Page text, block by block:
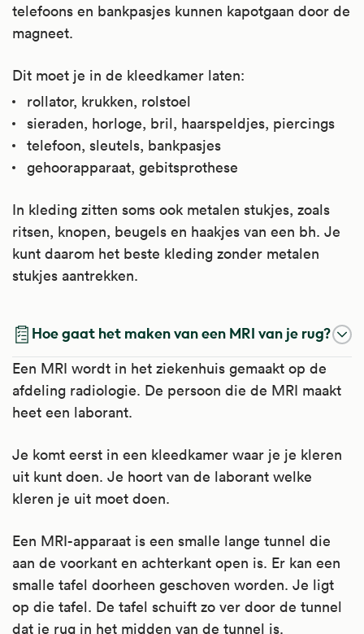
telefoons en bankpasjes kunnen kapotgaan door de
magneet.
Dit moet je in de kleedkamer laten:
rollator, krukken, rolstoel
sieraden, horloge, bril, haarspeldjes, piercings
telefoon, sleutels, bankpasjes
gehoorapparaat, gebitsprothese
In kleding zitten soms ook metalen stukjes, zoals
ritsen, knopen, beugels en haakjes van een bh. Je
kunt daarom het beste kleding zonder metalen
stukjes aantrekken.
Hoe gaat het maken van een MRI van je rug?
Een MRI wordt in het ziekenhuis gemaakt op de
afdeling radiologie. De persoon die de MRI maakt
heet een laborant.
Je komt eerst in een kleedkamer waar je je kleren
uit kunt doen. Je hoort van de laborant welke
kleren je uit moet doen.
Een MRI-apparaat is een smalle lange tunnel die
aan de voorkant en achterkant open is. Er kan een
smalle tafel doorheen geschoven worden. Je ligt
op die tafel. De tafel schuift zo ver door de tunnel
dat je rug in het midden van de tunnel is.